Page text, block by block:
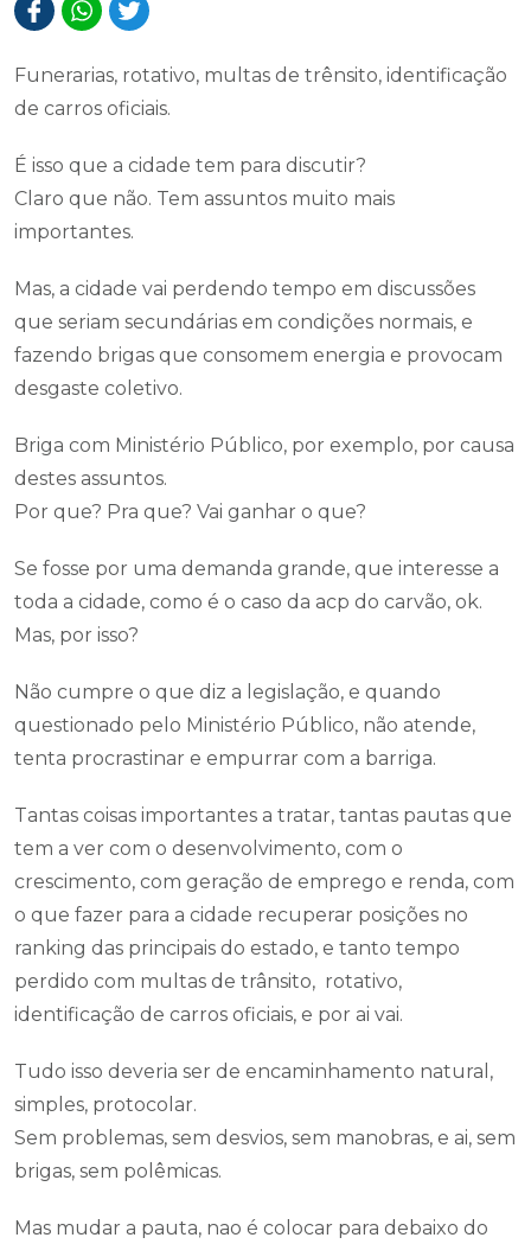
Funerarias, rotativo, multas de trênsito, identificação
de carros oficiais.
É isso que a cidade tem para discutir?
Claro que não. Tem assuntos muito mais
importantes.
Mas, a cidade vai perdendo tempo em discussões
que seriam secundárias em condições normais, e
fazendo brigas que consomem energia e provocam
desgaste coletivo.
Briga com Ministério Público, por exemplo, por causa
destes assuntos.
Por que? Pra que? Vai ganhar o que?
Se fosse por uma demanda grande, que interesse a
toda a cidade, como é o caso da acp do carvão, ok.
Mas, por isso?
Não cumpre o que diz a legislação, e quando
questionado pelo Ministério Público, não atende,
tenta procrastinar e empurrar com a barriga.
Tantas coisas importantes a tratar, tantas pautas que
tem a ver com o desenvolvimento, com o
crescimento, com geração de emprego e renda, com
o que fazer para a cidade recuperar posições no
ranking das principais do estado, e tanto tempo
perdido com multas de trânsito, rotativo,
identificação de carros oficiais, e por ai vai.
Tudo isso deveria ser de encaminhamento natural,
simples, protocolar.
Sem problemas, sem desvios, sem manobras, e ai, sem
brigas, sem polêmicas.
Mas mudar a pauta, nao é colocar para debaixo do